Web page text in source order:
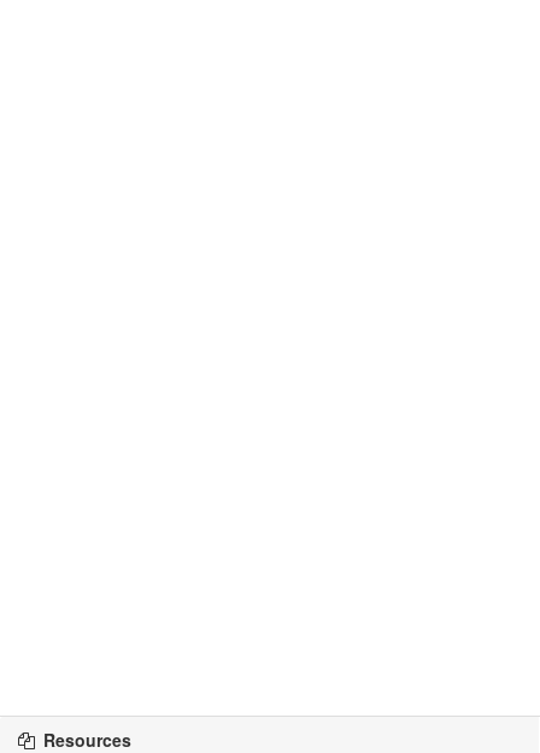
Resources